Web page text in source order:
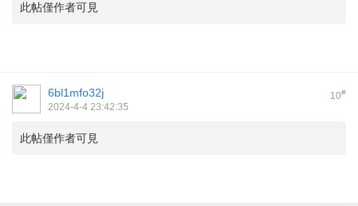
此帖僅作者可見
10#
6bl1mfo32j
2024-4-4 23:42:35
此帖僅作者可見